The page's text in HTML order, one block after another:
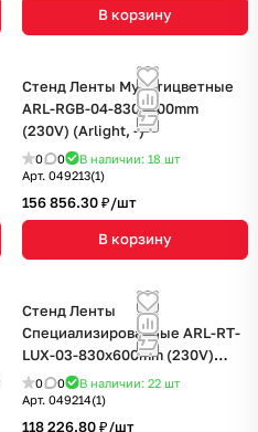
В корзину
Стенд Ленты Мультицветные
ARL-RGB-04-830x600mm
(230V) (Arlight, -)
0 0 В наличии: 18 шт
Арт. 049213(1)
156 856.30 ₽/шт
В корзину
Стенд Ленты
Специализированные ARL-RT-
LUX-03-830x600mm (230V)
(Arlight, -)
0 0 В наличии: 22 шт
Арт. 049214(1)
118 226.80 ₽/шт